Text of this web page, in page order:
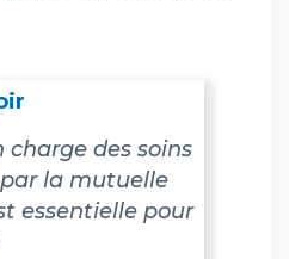
charge des soins
la mutuelle
essentielle pour